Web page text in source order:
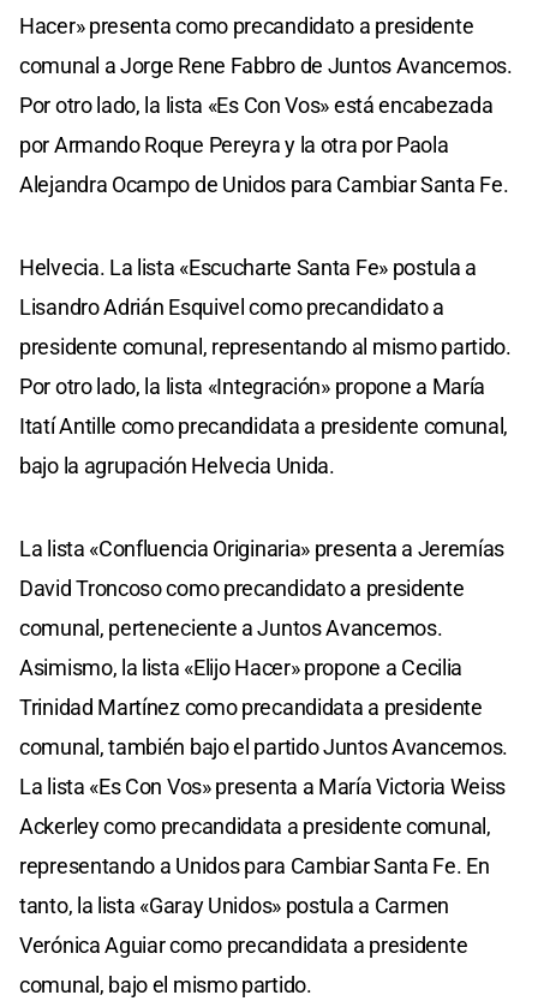
Hacer» presenta como precandidato a presidente
comunal a Jorge Rene Fabbro de Juntos Avancemos.
Por otro lado, la lista «Es Con Vos» está encabezada
por Armando Roque Pereyra y la otra por Paola
Alejandra Ocampo de Unidos para Cambiar Santa Fe.
Helvecia. La lista «Escucharte Santa Fe» postula a
Lisandro Adrián Esquivel como precandidato a
presidente comunal, representando al mismo partido.
Por otro lado, la lista «Integración» propone a María
Itatí Antille como precandidata a presidente comunal,
bajo la agrupación Helvecia Unida.
La lista «Confluencia Originaria» presenta a Jeremías
David Troncoso como precandidato a presidente
comunal, perteneciente a Juntos Avancemos.
Asimismo, la lista «Elijo Hacer» propone a Cecilia
Trinidad Martínez como precandidata a presidente
comunal, también bajo el partido Juntos Avancemos.
La lista «Es Con Vos» presenta a María Victoria Weiss
Ackerley como precandidata a presidente comunal,
representando a Unidos para Cambiar Santa Fe. En
tanto, la lista «Garay Unidos» postula a Carmen
Verónica Aguiar como precandidata a presidente
comunal, bajo el mismo partido.